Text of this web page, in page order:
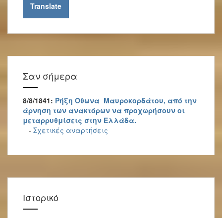
translate
Translate
Σαν σήμερα
8/8/1841: Ρήξη Όθωνα  Μαυροκορδάτου, από την
άρνηση των ανακτόρων να προχωρήσουν οι
μεταρρυθμίσεις στην Ελλάδα.
- Σχετικές αναρτήσεις
Ιστορικό